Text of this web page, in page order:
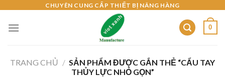
content
CHUYÊN CUNG CẤP THIẾT BỊ NÂNG HÀNG
0
TRANG CHỦ / SẢN PHẨM ĐƯỢC GẮN THẺ “CẨU TAY
THỦY LỰC NHỎ GỌN”